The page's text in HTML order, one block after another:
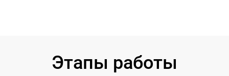
Этапы работы